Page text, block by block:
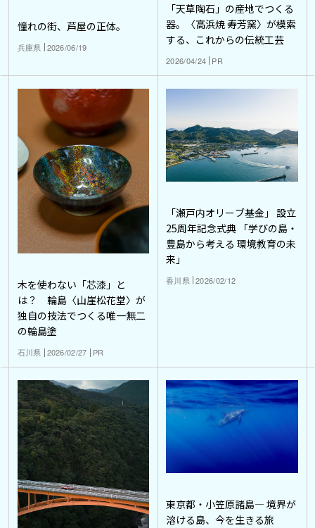
憧れの街、芦屋の正体。
兵庫県 2026/06/19
「天草陶石」の産地でつくる
器。〈高浜焼 寿芳窯〉が模索
する、これからの伝統工芸
2026/04/24 PR
木を使わない「芯漆」と
は？ 輪島〈山崖松花堂〉が
独自の技法でつくる唯一無二
の輪島塗
石川県 2026/02/27 PR
「瀬戸内オリーブ基金」 設立
25周年記念式典 「学びの島・
豊島から考える 環境教育の未
来」
香川県 2026/02/12
東京都・小笠原諸島― 境界が
溶ける島、今を生きる旅